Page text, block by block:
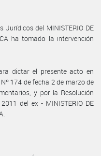
Jurídicos del MINISTERIO DE
ha tomado la intervención
dictar el presente acto en
174 de fecha 2 de marzo de
y por la Resolución
del ex - MINISTERIO DE